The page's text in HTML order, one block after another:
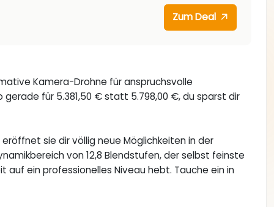
Zum Deal
Kamera-Drohne für anspruchsvolle
für 5.381,50 € statt 5.798,00 €, du sparst dir
sie dir völlig neue Möglichkeiten in der
von 12,8 Blendstufen, der selbst feinste
ein professionelles Niveau hebt. Tauche ein in